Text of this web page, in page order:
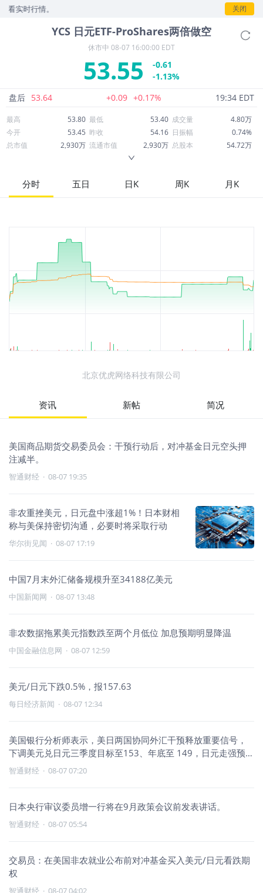
行情。 关闭
YCS 日元ETF-ProShares两倍做空
休市中 08-07 16:00:00 EDT
53.55
-0.61
-1.13%
盘后 53.64 +0.09 +0.17% 19:34 EDT
最高 53.80 最低 53.40 成交量
4.80万
今开
53.45 昨收 54.16 日振幅
0.74%
总市值
2,930万 流通市值 2,930万 总股本
54.72万
52周最高
57.92 市盈率
股息
分时 五日 日K 周K 月K
北京优虎网络科技有限公司
资讯 新帖 简况
美国商品期货交易委员会：干预行动后，对冲基金日元空头押
注减半。
智通财经 · 08-07 19:35
非农重挫美元，日元盘中涨超1%！日本财相
称与美保持密切沟通，必要时将采取行动
华尔街见闻 · 08-07 17:19
中国7月末外汇储备规模升至34188亿美元
中国新闻网 · 08-07 13:48
非农数据拖累美元指数跌至两个月低位 加息预期明显降温
中国金融信息网 · 08-07 12:59
美元/日元下跌0.5%，报157.63
每日经济新闻 · 08-07 12:34
美国银行分析师表示，美日两国协同外汇干预释放重要信号，
下调美元兑日元三季度目标至153、年底至 149，日元走强预期
升温
智通财经 · 08-07 07:20
日本央行审议委员增一行将在9月政策会议前发表讲话。
智通财经 · 08-07 05:54
交易员：在美国非农就业公布前对冲基金买入美元/日元看跌期
权
智通财经 · 08-07 04:02